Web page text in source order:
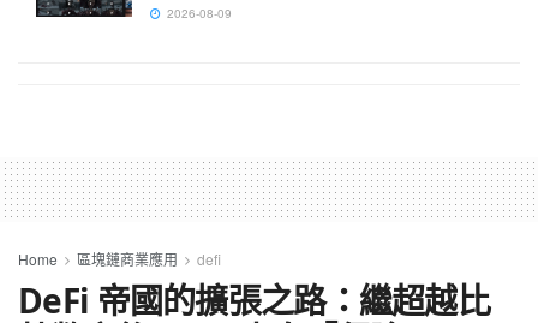
2026-08-09
Home 區塊鏈商業應用 defi
DeFi 帝國的擴張之路：繼超越比